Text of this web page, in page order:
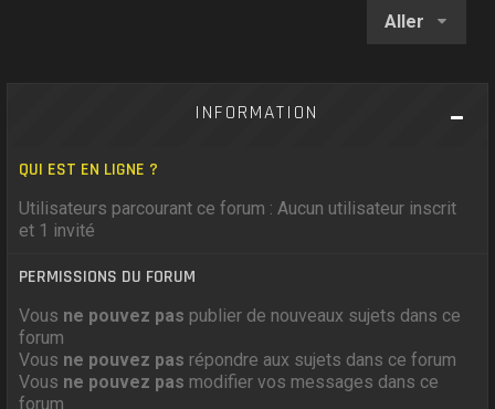
Aller
INFORMATION
QUI EST EN LIGNE ?
Utilisateurs parcourant ce forum : Aucun utilisateur inscrit
et 1 invité
PERMISSIONS DU FORUM
Vous ne pouvez pas publier de nouveaux sujets dans ce
forum
Vous ne pouvez pas répondre aux sujets dans ce forum
Vous ne pouvez pas modifier vos messages dans ce
forum